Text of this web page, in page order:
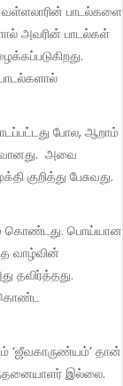
வள்ளலாரின் பாடல்களை
அவரின் பாடல்கள்
அவை
பேசுவது.
வாழ்வின்
தவிர்த்தது.
இல்லை.